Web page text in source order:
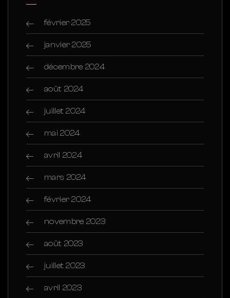
février 2025
janvier 2025
décembre 2024
août 2024
juillet 2024
mai 2024
avril 2024
mars 2024
février 2024
novembre 2023
août 2023
juillet 2023
avril 2023